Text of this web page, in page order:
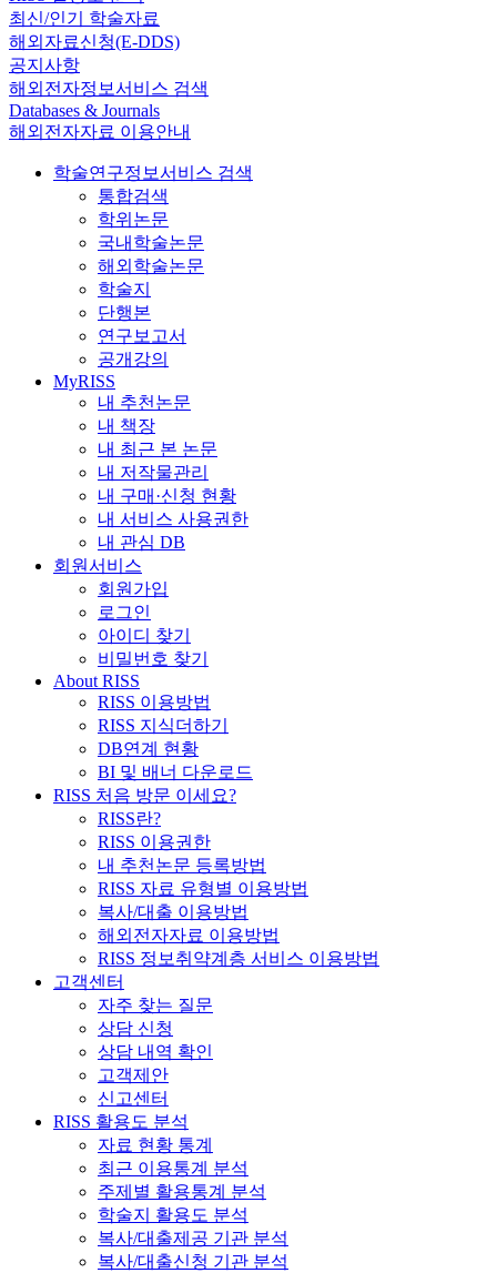
최신/인기 학술자료
해외자료신청(E-DDS)
공지사항
해외전자정보서비스 검색
Databases & Journals
해외전자자료 이용안내
학술연구정보서비스 검색
통합검색
학위논문
국내학술논문
해외학술논문
학술지
단행본
연구보고서
공개강의
MyRISS
내 추천논문
내 책장
내 최근 본 논문
내 저작물관리
내 구매·신청 현황
내 서비스 사용권한
내 관심 DB
회원서비스
회원가입
로그인
아이디 찾기
비밀번호 찾기
About RISS
RISS 이용방법
RISS 지식더하기
DB연계 현황
BI 및 배너 다운로드
RISS 처음 방문 이세요?
RISS란?
RISS 이용권한
내 추천논문 등록방법
RISS 자료 유형별 이용방법
복사/대출 이용방법
해외전자자료 이용방법
RISS 정보취약계층 서비스 이용방법
고객센터
자주 찾는 질문
상담 신청
상담 내역 확인
고객제안
신고센터
RISS 활용도 분석
자료 현황 통계
최근 이용통계 분석
주제별 활용통계 분석
학술지 활용도 분석
복사/대출제공 기관 분석
복사/대출신청 기관 분석